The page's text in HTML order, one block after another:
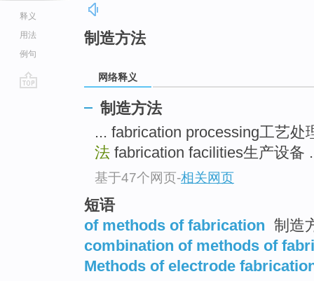
释义
用法
例句
制造方法
网络释义
制造方法
... fabrication processing工艺处
法 fabrication facilities生产设备
基于47个网页-相关网页
短语
of methods of fabrication 制造
combination of methods of
Methods of electrode